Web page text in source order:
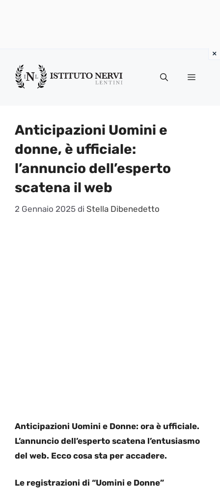
contenuto
Menu
Anticipazioni Uomini e
donne, è ufficiale:
l’annuncio dell’esperto
scatena il web
2 Gennaio 2025 di Stella Dibenedetto
Anticipazioni Uomini e Donne: ora è ufficiale.
L’annuncio dell’esperto scatena l’entusiasmo
del web. Ecco cosa sta per accadere.
Le registrazioni di “Uomini e Donne”